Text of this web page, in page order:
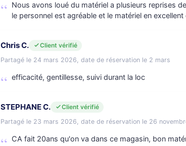
Nous avons loué du matériel a plusieurs reprises
le personnel est agréable et le matériel en excellent
Chris C.
Client vérifié
Partagé le 24 mars 2026, date de réservation le 2 mars
efficacité, gentillesse, suivi durant la loc
STEPHANE C.
Client vérifié
Partagé le 23 mars 2026, date de réservation le 26
CA fait 20ans qu'on va dans ce magasin, bon